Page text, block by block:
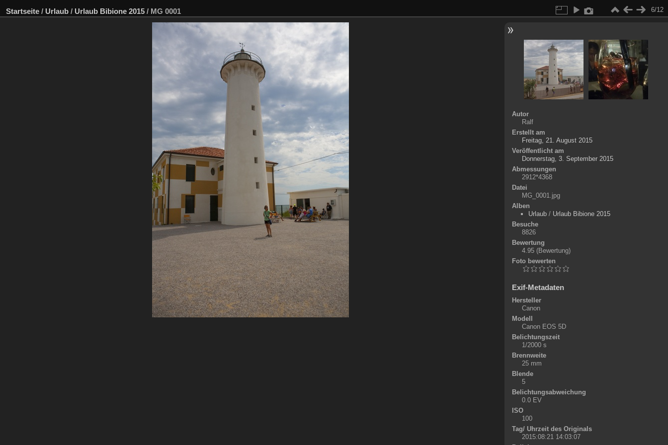
Startseite / Urlaub / Urlaub Bibione 2015 / MG 0001 6/12
Autor
Ralf
Erstellt am
Freitag, 21. August 2015
Veröffentlicht am
Donnerstag, 3. September 2015
Abmessungen
2912*4368
Datei
MG_0001.jpg
Alben
Urlaub/ Urlaub Bibione 2015
Besuche
8826
Bewertung
4.95 (Bewertung)
Foto bewerten
Exif-Metadaten
Hersteller
Canon
Modell
Canon EOS 5D
Belichtungszeit
1/2000 s
Brennweite
25 mm
Blende
5
Belichtungsabweichung
0.0 EV
ISO
100
Tag/ Uhrzeit des Originals
2015:08:21 14:03:07